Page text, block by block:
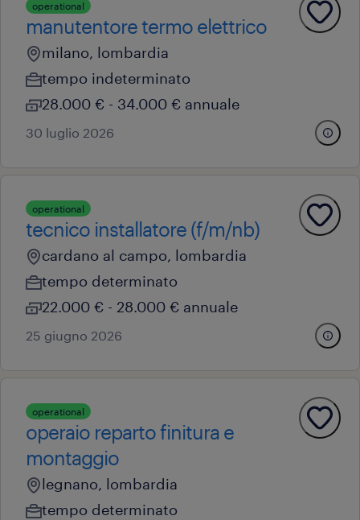
operational
manutentore termo elettrico
milano, lombardia
tempo indeterminato
28.000 € - 34.000 € annuale
30 luglio 2026
operational
tecnico installatore (f/m/nb)
cardano al campo, lombardia
tempo determinato
22.000 € - 28.000 € annuale
25 giugno 2026
operational
operaio reparto finitura e
montaggio
legnano, lombardia
tempo determinato